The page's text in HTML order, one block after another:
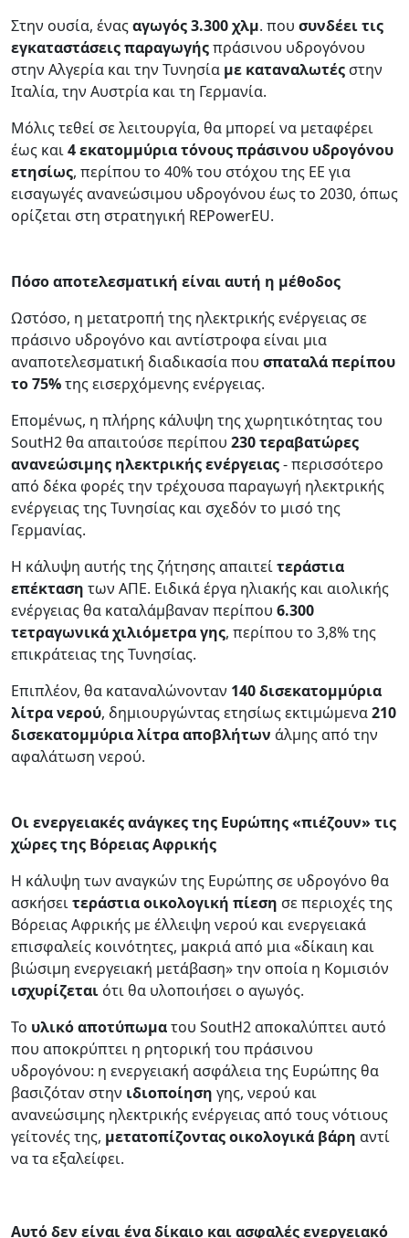
Στην ουσία, έναςαγωγός 3.300 χλμ. που συνδέει τις
εγκαταστάσειςπαραγωγήςπράσινου υδρογόνου
στην Αλγερία και την Τυνησία με καταναλωτές στην
Ιταλία, την Αυστρία και τη Γερμανία.
Μόλις τεθεί σε λειτουργία, θα μπορεί να μεταφέρει
έως και4 εκατομμύρια τόνους πράσινου υδρογόνου
ετησίως, περίπου το 40% του στόχου της ΕΕ για
εισαγωγές ανανεώσιμου υδρογόνου έως το 2030, όπως
ορίζεται στη στρατηγική REPowerEU.
Πόσο αποτελεσματική είναι αυτή η μέθοδος
Ωστόσο, η μετατροπή της ηλεκτρικής ενέργειας σε
πράσινο υδρογόνο και αντίστροφα είναι μια
αναποτελεσματική διαδικασία που σπαταλά περίπου
το 75%της εισερχόμενης ενέργειας.
Επομένως, η πλήρης κάλυψη της χωρητικότητας του
SoutH2 θα απαιτούσε περίπου 230 τεραβατώρες
ανανεώσιμης ηλεκτρικής ενέργειας- περισσότερο
από δέκα φορές την τρέχουσα παραγωγή ηλεκτρικής
ενέργειας της Τυνησίας και σχεδόν το μισό της
Γερμανίας.
Η κάλυψη αυτής της ζήτησης απαιτείτεράστια
επέκταση των ΑΠΕ. Ειδικά έργα ηλιακής και αιολικής
ενέργειας θα καταλάμβαναν περίπου 6.300
τετραγωνικά χιλιόμετρα γης, περίπου το 3,8% της
επικράτειας της Τυνησίας.
Επιπλέον, θα καταναλώνονταν 140 δισεκατομμύρια
λίτρα νερού, δημιουργώντας ετησίως εκτιμώμενα210
δισεκατομμύρια λίτρα αποβλήτων άλμης από την
αφαλάτωση νερού.
Οι ενεργειακές ανάγκες της Ευρώπης «πιέζουν» τις
χώρες της Βόρειας Αφρικής
Η κάλυψη των αναγκών της Ευρώπης σε υδρογόνο θα
ασκήσειτεράστια οικολογική πίεση σε περιοχές της
Βόρειας Αφρικής με έλλειψη νερού και ενεργειακά
επισφαλείς κοινότητες, μακριά από μια «δίκαιη και
βιώσιμη ενεργειακή μετάβαση» την οποία η Κομισιόν
ισχυρίζεται ότι θα υλοποιήσει ο αγωγός.
Το υλικό αποτύπωματου SoutH2 αποκαλύπτει αυτό
που αποκρύπτει η ρητορική του πράσινου
υδρογόνου: η ενεργειακή ασφάλεια της Ευρώπης θα
βασιζόταν στην ιδιοποίηση γης, νερού και
ανανεώσιμης ηλεκτρικής ενέργειας από τους νότιους
γείτονές της, μετατοπίζοντας οικολογικά βάρη αντί
να τα εξαλείφει.
Αυτό δεν είναι ένα δίκαιο και ασφαλές ενεργειακό